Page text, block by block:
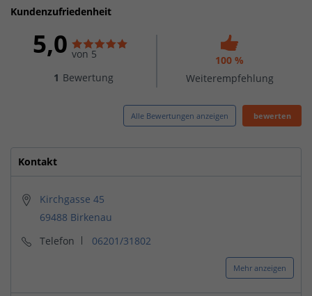
Kundenzufriedenheit
5,0 von 5
1 Bewertung
100 %
Weiterempfehlung
Alle Bewertungen anzeigen bewerten
Kontakt
Kirchgasse 45
69488 Birkenau
Telefon
06201/31802
Mehr anzeigen